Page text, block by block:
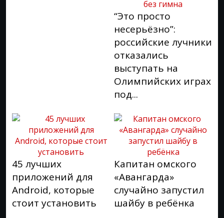
“Это просто
несерьёзно”:
российские лучники
отказались
выступать на
Олимпийских играх
под...
45 лучших
приложений для
Android, которые
стоит установить
Капитан омского
«Авангарда»
случайно запустил
шайбу в ребёнка